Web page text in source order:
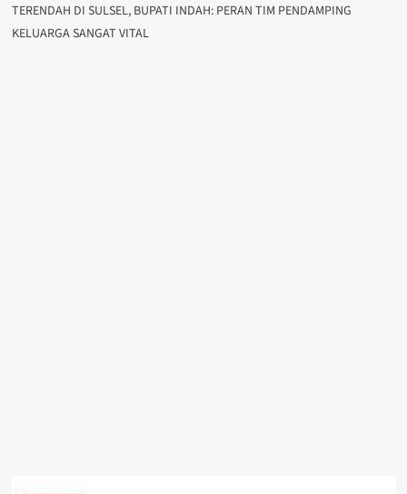
TERENDAH DI SULSEL, BUPATI INDAH: PERAN TIM PENDAMPING
KELUARGA SANGAT VITAL